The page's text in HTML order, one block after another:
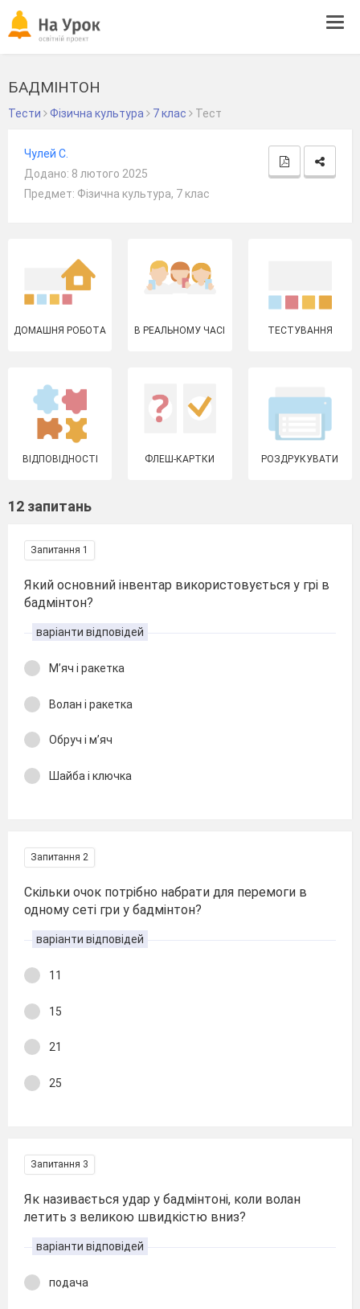
БАДМІНТОН
Тести Фізична культура 7 клас Тест
Чулей С.
Додано: 8 лютого 2025
Предмет: Фізична культура, 7 клас
ДОМАШНЯ РОБОТА В РЕАЛЬНОМУ ЧАСІ ТЕСТУВАННЯ
ВІДПОВІДНОСТІ ФЛЕШ-КАРТКИ РОЗДРУКУВАТИ
12 запитань
Запитання 1
Який основний інвентар використовується у грі в
бадмінтон?
варіанти відповідей
М’яч і ракетка
Волан і ракетка
Обруч і м’яч
Шайба і ключка
Запитання 2
Скільки очок потрібно набрати для перемоги в
одному сеті гри у бадмінтон?
варіанти відповідей
11
15
21
25
Запитання 3
Як називається удар у бадмінтоні, коли волан
летить з великою швидкістю вниз?
варіанти відповідей
подача